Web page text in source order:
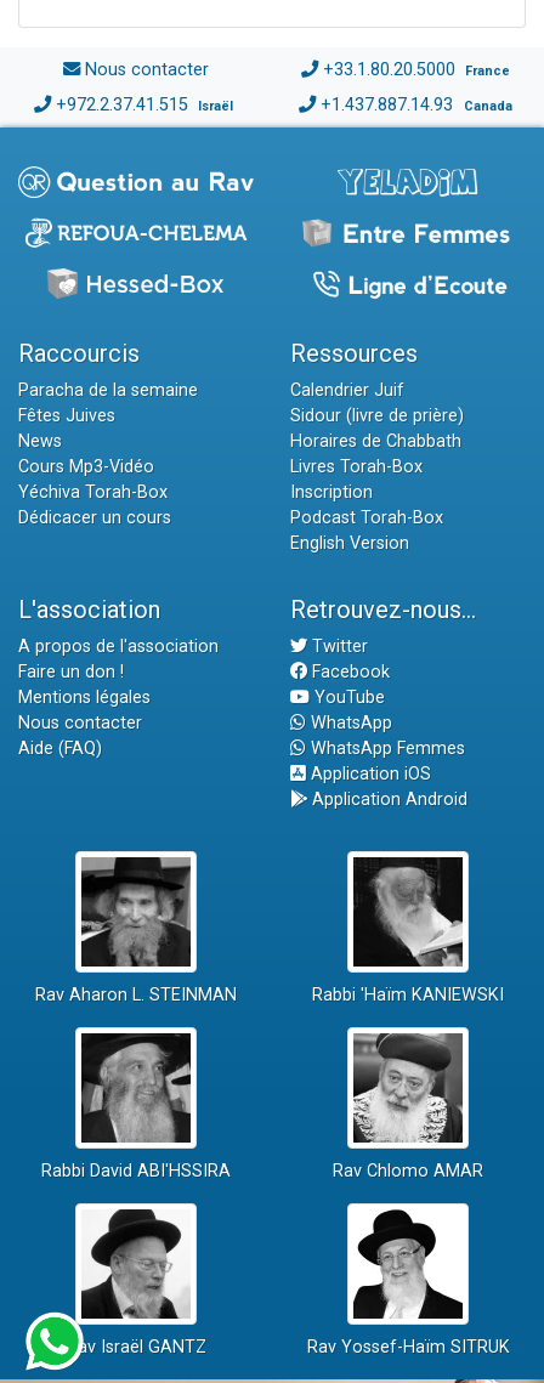
Nous contacter +33.1.80.20.5000 France
+972.2.37.41.515 Israël +1.437.887.14.93 Canada
Raccourcis
Paracha de la semaine
Fêtes Juives
News
Cours Mp3-Vidéo
Yéchiva Torah-Box
Dédicacer un cours
Ressources
Calendrier Juif
Sidour (livre de prière)
Horaires de Chabbath
Livres Torah-Box
Inscription
Podcast Torah-Box
English Version
L'association
A propos de l'association
Faire un don !
Mentions légales
Nous contacter
Aide (FAQ)
Retrouvez-nous...
Twitter
Facebook
YouTube
WhatsApp
WhatsApp Femmes
Application iOS
Application Android
Rav Aharon L. STEINMAN Rabbi 'Haïm KANIEWSKI
Rabbi David ABI'HSSIRA Rav Chlomo AMAR
Rav Israël GANTZ Rav Yossef-Haïm SITRUK